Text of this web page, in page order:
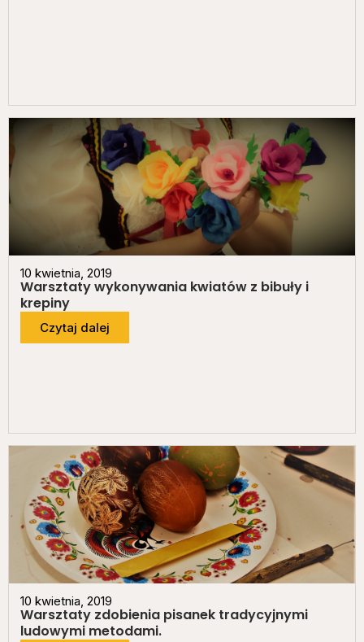
10 kwietnia, 2019
Warsztaty wykonywania kwiatów z bibuły i
krepiny
Czytaj dalej
10 kwietnia, 2019
Warsztaty zdobienia pisanek tradycyjnymi
ludowymi metodami.